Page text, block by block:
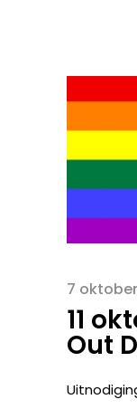
7
11
Out